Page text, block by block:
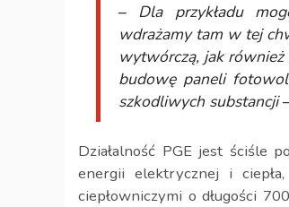
– Dla przykładu
wdrażamy tam w tej
wytwórczą, jak również
budowę paneli
szkodliwych substancji
Działalność PGE jest ściśle
energii elektrycznej i
ciepłowniczymi o długości